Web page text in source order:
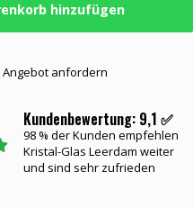
hinzufügen
Angebot anfordern
Kundenbewertung: 9,1 ✅
98 % der Kunden empfehlen
Kristal-Glas Leerdam weiter
und sind sehr zufrieden